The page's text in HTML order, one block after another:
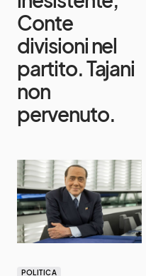
Conte
divisioni nel
partito. Tajani
non
pervenuto.
POLITICA